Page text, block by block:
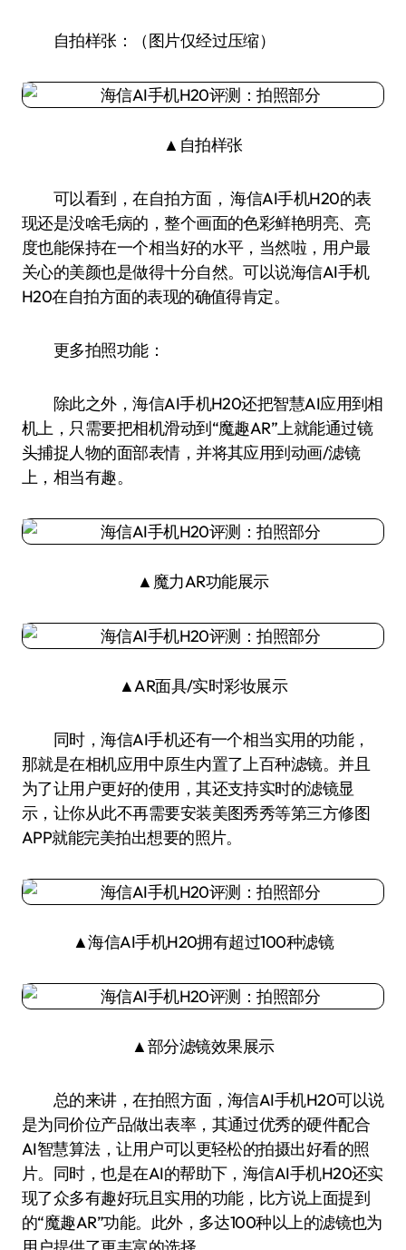
自拍样张：（图片仅经过压缩）
▲自拍样张
可以看到，在自拍方面， 海信AI手机H20的表
现还是没啥毛病的，整个画面的色彩鲜艳明亮、亮
度也能保持在一个相当好的水平，当然啦，用户最
关心的美颜也是做得十分自然。可以说海信AI手机
H20在自拍方面的表现的确值得肯定。
更多拍照功能：
除此之外，海信AI手机H20还把智慧AI应用到相
机上，只需要把相机滑动到“魔趣AR”上就能通过镜
头捕捉人物的面部表情，并将其应用到动画/滤镜
上，相当有趣。
▲魔力AR功能展示
▲AR面具/实时彩妆展示
同时，海信AI手机还有一个相当实用的功能，
那就是在相机应用中原生内置了上百种滤镜。并且
为了让用户更好的使用，其还支持实时的滤镜显
示，让你从此不再需要安装美图秀秀等第三方修图
APP就能完美拍出想要的照片。
▲海信AI手机H20拥有超过100种滤镜
▲部分滤镜效果展示
总的来讲，在拍照方面，海信AI手机H20可以说
是为同价位产品做出表率，其通过优秀的硬件配合
AI智慧算法，让用户可以更轻松的拍摄出好看的照
片。同时，也是在AI的帮助下，海信AI手机H20还实
现了众多有趣好玩且实用的功能，比方说上面提到
的“魔趣AR”功能。此外，多达100种以上的滤镜也为